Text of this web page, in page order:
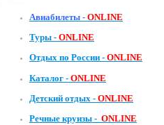
Авиабилеты - ONLINE
Туры - ONLINE
Отдых по России - ONLINE
Каталог - ONLINE
Детский отдых - ONLINE
Речные круизы - ONLINE